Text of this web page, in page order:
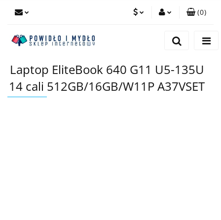
Dodaj zgłoszenie
(0)
Laptop EliteBook 640 G11 U5-135U
14 cali 512GB/16GB/W11P A37VSET